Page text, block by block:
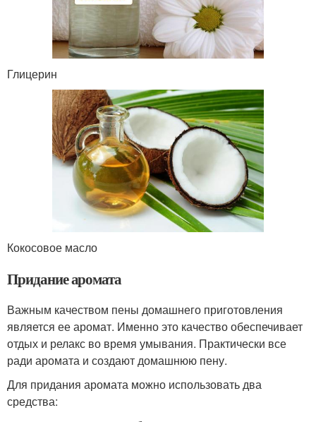
Глицерин
Кокосовое масло
Придание аромата
Важным качеством пены домашнего приготовления
является ее аромат. Именно это качество обеспечивает
отдых и релакс во время умывания. Практически все
ради аромата и создают домашнюю пену.
Для придания аромата можно использовать два
средства: